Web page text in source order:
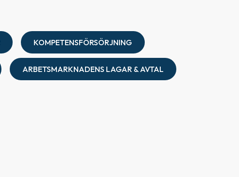
KOMPETENSFÖRSÖRJNING
ARBETSMARKNADENS LAGAR & AVTAL